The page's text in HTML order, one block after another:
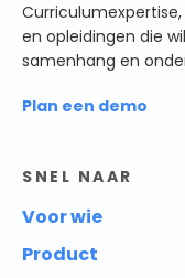
en opleidingen die
samenhang en
Plan een demo
SNEL NAAR
Voor wie
Product